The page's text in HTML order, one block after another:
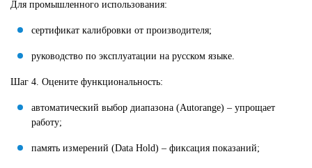
Для промышленного использования:
сертификат калибровки от производителя;
руководство по эксплуатации на русском языке.
Шаг 4. Оцените функциональность:
автоматический выбор диапазона (Autorange) – упрощает
работу;
память измерений (Data Hold) – фиксация показаний;